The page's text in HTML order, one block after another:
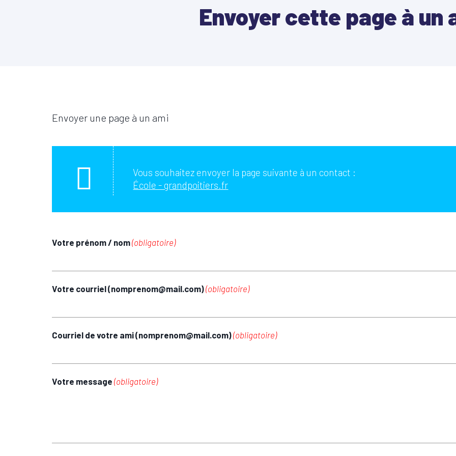
Envoyer cette page à un
Envoyer une page à un ami
Vous souhaitez envoyer la page suivante à un contact :
École - grandpoitiers.fr
Votre prénom / nom(obligatoire)
Votre courriel (nomprenom@mail.com)(obligatoire)
Courriel de votre ami (nomprenom@mail.com)(obligatoire)
Votre message (obligatoire)